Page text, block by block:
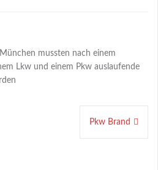
mussten nach einem
Lkw und einem Pkw auslaufende
Pkw Brand